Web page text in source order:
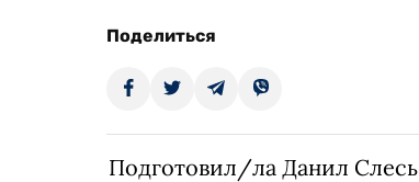
Поделиться
Подготовил/ла Данил Слесь